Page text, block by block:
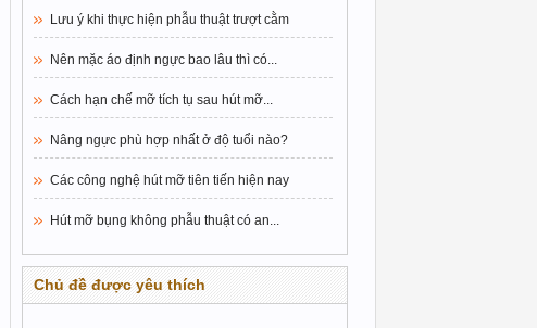
Lưu ý khi thực hiện phẫu thuật trượt cằm
Nên mặc áo định ngực bao lâu thì có...
Cách hạn chế mỡ tích tụ sau hút mỡ...
Nâng ngực phù hợp nhất ở độ tuổi nào?
Các công nghệ hút mỡ tiên tiến hiện nay
Hút mỡ bụng không phẫu thuật có an...
Chủ đề được yêu thích